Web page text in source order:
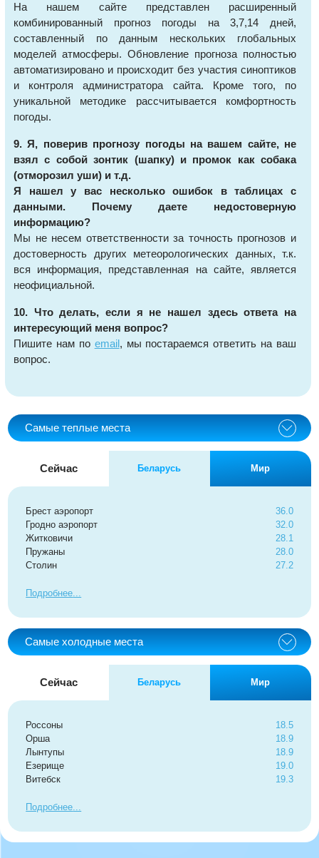
На нашем сайте представлен расширенный
комбинированный прогноз погоды на 3,7,14 дней,
составленный по данным нескольких глобальных
моделей атмосферы. Обновление прогноза полностью
автоматизировано и происходит без участия синоптиков
и контроля администратора сайта. Кроме того, по
уникальной методике рассчитывается комфортность
погоды.
9. Я, поверив прогнозу погоды на вашем сайте, не
взял с собой зонтик (шапку) и промок как собака
(отморозил уши) и т.д.
Я нашел у вас несколько ошибок в таблицах с
данными. Почему даете недостоверную
информацию?
Мы не несем ответственности за точность прогнозов и
достоверность других метеорологических данных, т.к.
вся информация, представленная на сайте, является
неофициальной.
10. Что делать, если я не нашел здесь ответа на
интересующий меня вопрос?
Пишите нам по email, мы постараемся ответить на ваш
вопрос.
Самые теплые места
Сейчас Беларусь Мир
Брест аэропорт
Гродно аэропорт
Житковичи
Пружаны
Столин
36.0
32.0
28.1
28.0
27.2
Подробнее
Самые холодные места
Сейчас Беларусь Мир
Россоны
Орша
Лынтупы
Езерище
Витебск
18.5
18.9
18.9
19.0
19.3
Подробнее